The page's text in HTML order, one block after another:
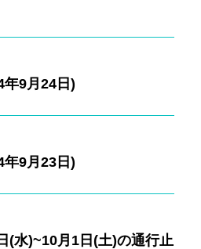
年9月24日)
年9月23日)
(水)~10月1日(土)の通行止